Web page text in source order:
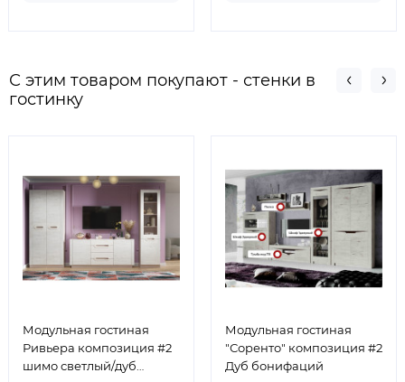
С этим товаром покупают - стенки в
гостинку
Модульная гостиная
Ривьера композиция #2
шимо светлый/дуб
Модульная гостиная
"Соренто" композиция #2
Дуб бонифаций